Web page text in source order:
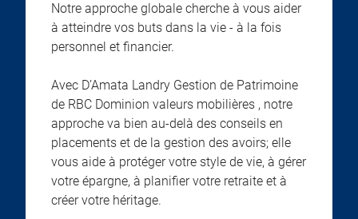
Notre approche globale cherche à vous aider
à atteindre vos buts dans la vie - à la fois
personnel et financier.
Avec D’Amata Landry Gestion de Patrimoine
de RBC Dominion valeurs mobilières , notre
approche va bien au-delà des conseils en
placements et de la gestion des avoirs; elle
vous aide à protéger votre style de vie, à gérer
votre épargne, à planifier votre retraite et à
créer votre héritage.